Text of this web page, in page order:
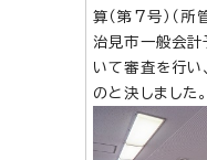
算（第7号）（
治見市一般会計
いて審査を行い
のと決しました